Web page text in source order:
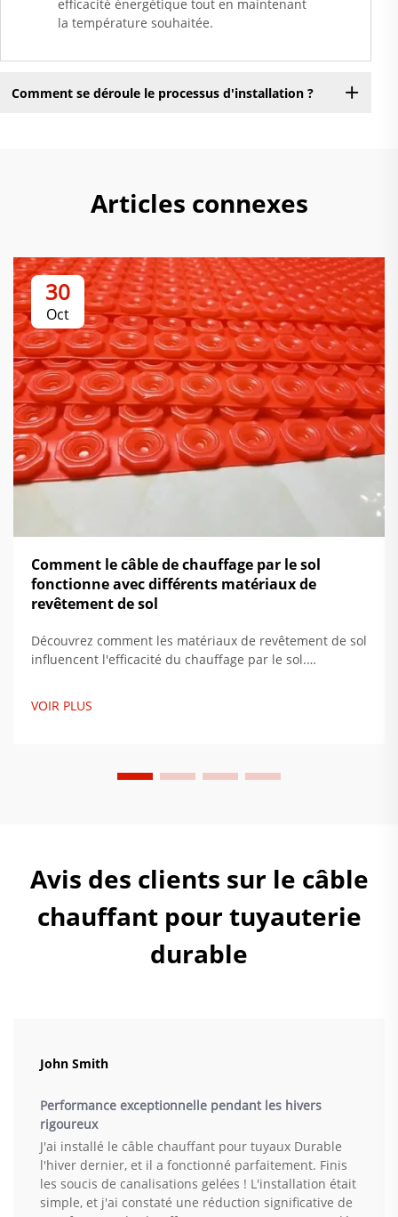
efficacité énergétique tout en maintenant
la température souhaitée.
Comment se déroule le processus d'installation ?
Articles connexes
30
Oct
Comment le câble de chauffage par le sol
fonctionne avec différents matériaux de
revêtement de sol
Découvrez comment les matériaux de revêtement de sol
influencent l'efficacité du chauffage par le sol.
idéales pour réduire la consommation d'énergie jusqu'à
VOIR PLUS
Avis des clients sur le câble
chauffant pour tuyauterie
durable
John Smith
Performance exceptionnelle pendant les hivers
rigoureux
J'ai installé le câble chauffant pour tuyaux Durable
l'hiver dernier, et il a fonctionné parfaitement. Finis
les soucis de canalisations gelées ! L'installation était
simple, et j'ai constaté une réduction significative de